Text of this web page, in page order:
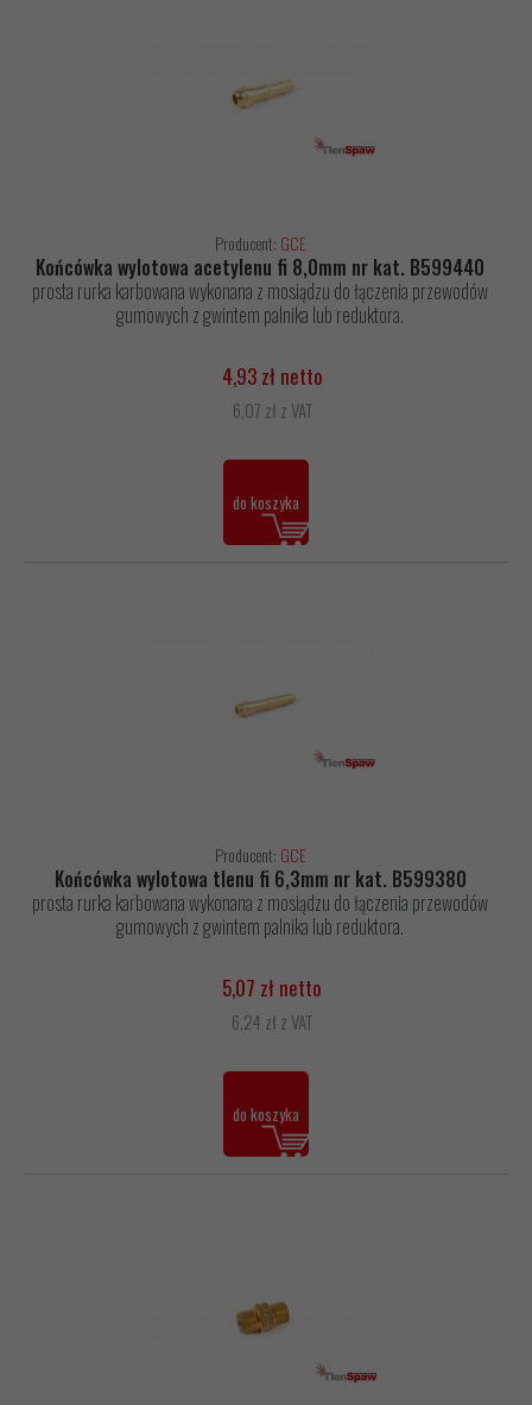
Producent: GCE
Końcówka wylotowa acetylenu fi 8,0mm nr kat. B599440
prosta rurka karbowana wykonana z mosiądzu do łączenia przewodów
gumowych z gwintem palnika lub reduktora.
4,93 zł netto
6,07 zł z VAT
do koszyka
Producent: GCE
Końcówka wylotowa tlenu fi 6,3mm nr kat. B599380
prosta rurka karbowana wykonana z mosiądzu do łączenia przewodów
gumowych z gwintem palnika lub reduktora.
5,07 zł netto
6,24 zł z VAT
do koszyka